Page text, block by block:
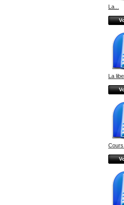
La...
La
Cours